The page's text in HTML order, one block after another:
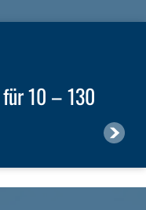
10 – 130